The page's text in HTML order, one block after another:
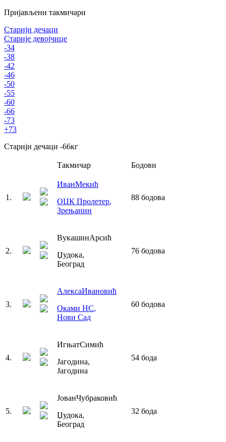
Пријављени такмичари
Старији дечаци
Старије девојчице
-34
-38
-42
-46
-50
-55
-60
-66
-73
+73
Старији дечаци -66кг
Такмичар Бодови
1 .
ИванМекић
ОЏК Пролетер,
Зрењанин
88 бодова
2.
ВукашинАрсић
Џудока,
Београд
76 бодова
3.
АлексаИвановић
Оками НС,
Нови Сад
60 бодова
4.
ИгњатСимић
Јагодина,
Јагодина
54 бода
5.
ЈованЧубраковић
Џудока,
Београд
32 бода